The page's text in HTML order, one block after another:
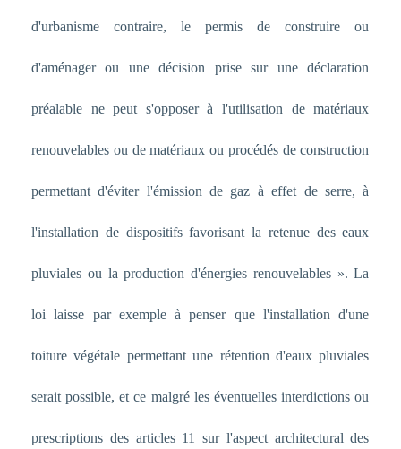
d'urbanisme contraire, le permis de construire ou
d'aménager ou une décision prise sur une déclaration
préalable ne peut s'opposer à l'utilisation de matériaux
renouvelables ou de matériaux ou procédés de construction
permettant d'éviter l'émission de gaz à effet de serre, à
l'installation de dispositifs favorisant la retenue des eaux
pluviales ou la production d'énergies renouvelables ». La
loi laisse par exemple à penser que l'installation d'une
toiture végétale permettant une rétention d'eaux pluviales
serait possible, et ce malgré les éventuelles interdictions ou
prescriptions des articles 11 sur l'aspect architectural des